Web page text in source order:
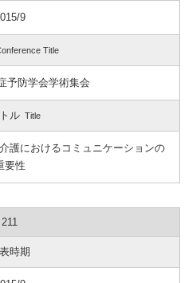
9
Title
予防学会学術集会
ル Title
護におけるコミュニケーションの
要性
211
時期